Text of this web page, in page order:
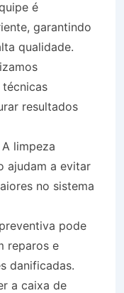
é
garantindo
qualidade.
resultados
A limpeza
ajudam a evitar
no sistema
pode
reparos e
danificadas.
a caixa de